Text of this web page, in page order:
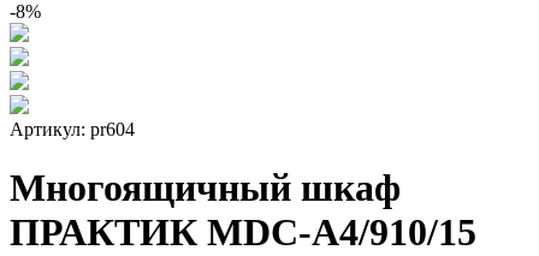
-8%
Артикул: pr604
Многоящичный шкаф
ПРАКТИК MDC-A4/910/15